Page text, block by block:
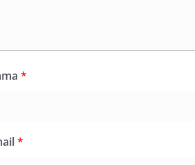
*
*